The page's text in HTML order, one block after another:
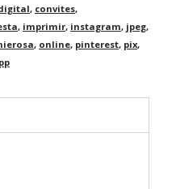
, convites,
, imprimir, instagram, jpeg,
, online, pinterest, pix,